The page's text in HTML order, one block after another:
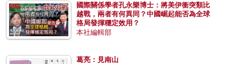
國際關係學者孔永樂博士：將美伊衝突類比
越戰，兩者有何異同？中國崛起能否為全球
格局發揮穩定效用？
本社編輯部
葛亮：見南山